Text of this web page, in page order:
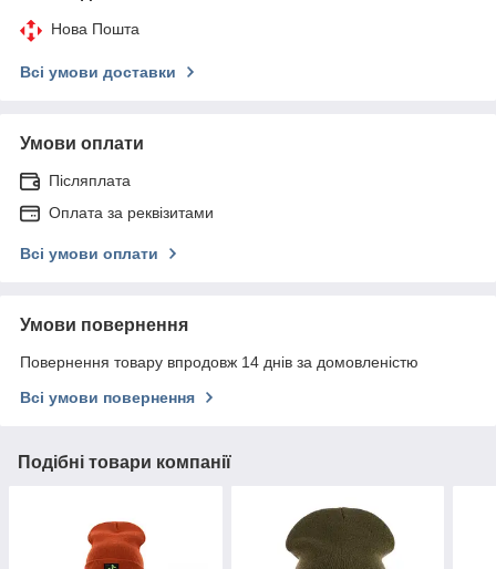
Нова Пошта
Всі умови доставки
Умови оплати
Післяплата
Оплата за реквізитами
Всі умови оплати
Умови повернення
Повернення товару впродовж 14 днів за домовленістю
Всі умови повернення
Подібні товари компанії